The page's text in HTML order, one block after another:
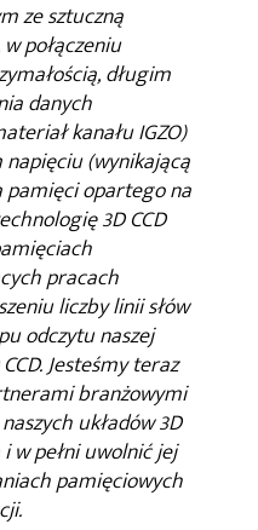
ze sztuczną
połączeniu
długim
danych
kanału IGZO)
(wynikającą
opartego na
3D CCD
pracach
liczby linii słów
odczytu naszej
Jesteśmy teraz
branżowymi
układów 3D
i w pełni uwolnić jej
pamięciowych